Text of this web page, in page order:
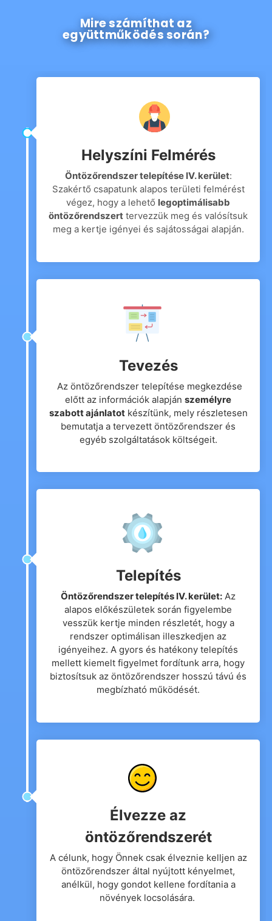
Mire számíthat az
együttműködés során?
Helyszíni Felmérés
Öntözőrendszer telepítése IV. kerület:
Szakértő csapatunk alapos területi felmérést
végez, hogy a lehető legoptimálisabb
öntözőrendszert tervezzük meg és valósítsuk
meg a kertje igényei és sajátosságai alapján.
Tevezés
Az öntözőrendszer telepítése megkezdése
előtt az információk alapján személyre
szabott ajánlatotkészítünk, mely részletesen
bemutatja a tervezett öntözőrendszer és
egyéb szolgáltatások költségeit.
Telepítés
Öntözőrendszer telepítés IV. kerület: Az
alapos előkészületek során figyelembe
vesszük kertje minden részletét, hogy a
rendszer optimálisan illeszkedjen az
igényeihez. A gyors és hatékony telepítés
mellett kiemelt figyelmet fordítunk arra, hogy
biztosítsuk az öntözőrendszer hosszú távú és
megbízható működését.
Élvezze az
öntözőrendszerét
A célunk, hogy Önnek csak élveznie kelljen az
öntözőrendszer által nyújtott kényelmet,
anélkül, hogy gondot kellene fordítania a
növények locsolására.